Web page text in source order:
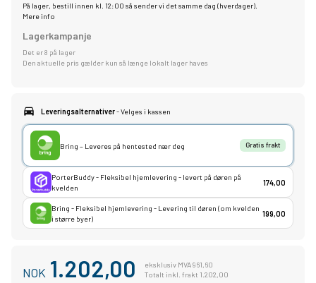
På lager, bestill innen kl. 12:00 så sender vi det samme dag (hverdager).
Mere info
Lagerkampanje
Det er 8 på lager
Den aktuelle pris gælder kun så længe lokalt lager haves
Leveringsalternativer- Velges i kassen
Bring – Leveres på hentested nær deg Gratis frakt
PorterBuddy - Fleksibel hjemlevering - levert på døren på
kvelden
174,00
Bring - Fleksibel hjemlevering - Levering til døren (om kvelden
i større byer)
199,00
NOK 1.202,00
eksklusiv MVA 961,60
Totalt inkl. frakt 1.202,00